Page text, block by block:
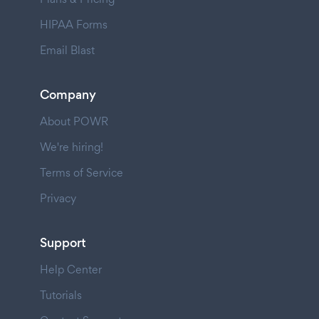
HIPAA Forms
Email Blast
Company
About POWR
We're hiring!
Terms of Service
Privacy
Support
Help Center
Tutorials